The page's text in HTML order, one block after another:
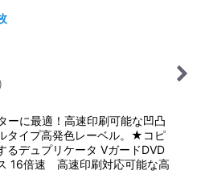
)
ーに最適！高速印刷可能な凹凸
タイプ高発色レーベル。★コピ
るデュプリケータ VガードDVD
16倍速 高速印刷対応可能な高